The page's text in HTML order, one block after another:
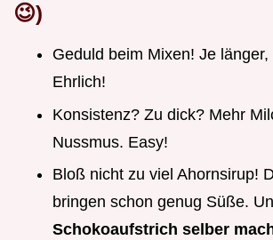
😉)
Geduld beim Mixen! Je
Ehrlich!
Konsistenz? Zu dick? Mehr
Nussmus. Easy!
Bloß nicht zu viel Ahornsirup!
bringen schon genug Süße.
Schokoaufstrich selber